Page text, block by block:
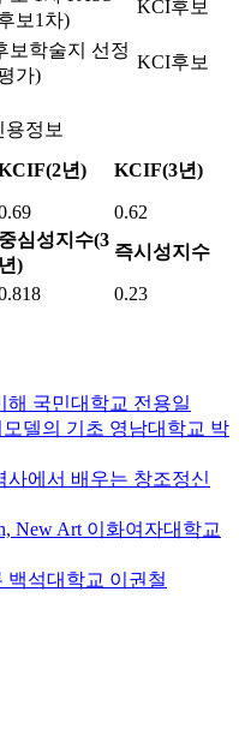
보1차)
KCI후보
보학술지 선정
가)
KCI후보
용정보
년) KCIF(3년)
0.62
중심성지수(3
년)
즉시성지수
0.23
해 국민대학교 전용일
델의 기초 영남대학교 박
사에서 배우는 창조정신
New Art 이화여자대학교
백석대학교 이권철